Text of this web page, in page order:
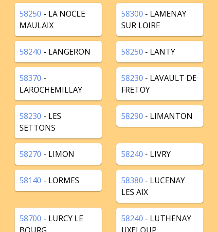
58250 - LA NOCLE
MAULAIX
58300 - LAMENAY
SUR LOIRE
58240 - LANGERON 58250 - LANTY
58370 -
LAROCHEMILLAY
58230 - LAVAULT DE
FRETOY
58230 - LES
SETTONS
58290 - LIMANTON
58270 - LIMON 58240 - LIVRY
58140 - LORMES 58380 - LUCENAY
LES AIX
58700 - LURCY LE
58240 - LUTHENAY